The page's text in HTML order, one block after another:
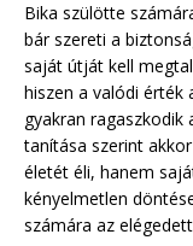
Bika szülötte
bár szereti a
saját útját kell
hiszen a valódi érték
gyakran
tanítása szerint
életét éli, hanem
kényelmetlen
számára az